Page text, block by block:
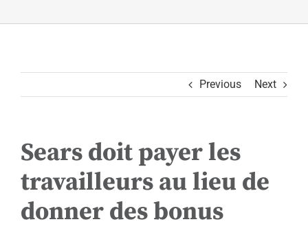
Previous Next
Sears doit payer les
travailleurs au lieu de
donner des bonus